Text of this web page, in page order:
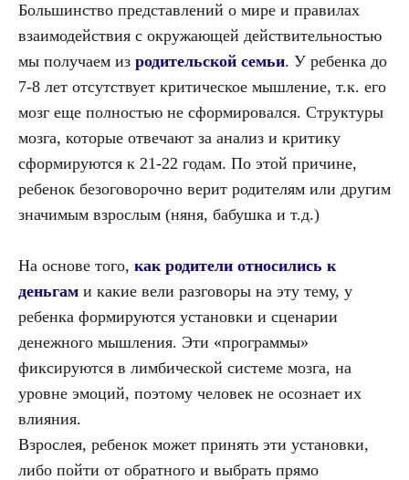
Большинство представлений о мире и правилах
взаимодействия с окружающей действительностью
мы получаем из родительской семьи. У ребенка до
7-8 лет отсутствует критическое мышление, т.к. его
мозг еще полностью не сформировался. Структуры
мозга, которые отвечают за анализ и критику
сформируются к 21-22 годам. По этой причине,
ребенок безоговорочно верит родителям или другим
значимым взрослым (няня, бабушка и т.д.)
На основе того, как родители относились к
деньгам и какие вели разговоры на эту тему, у
ребенка формируются установки и сценарии
денежного мышления. Эти «программы»
фиксируются в лимбической системе мозга, на
уровне эмоций, поэтому человек не осознает их
влияния.
Взрослея, ребенок может принять эти установки,
либо пойти от обратного и выбрать прямо